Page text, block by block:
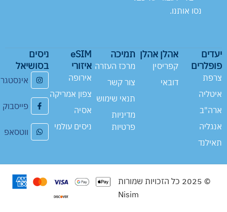
נסו אותנו.
יעדים
פופלרים
צרפת
איטליה
ארה"ב
אנגליה
תאילנד
אהלן אהלן
קפריסין
דובאי
תמיכה
מרכז העזרה
צור קשר
תנאי שימוש
מדיניות
פרטיות
eSIM
איזורי
אירופה
צפון אמריקה
אסיה
ניסים עולמי
ניסים
בסושיאל
פייסבוק
ווטסאפ
© 2025 כל הזכויות שמורות
Nisim